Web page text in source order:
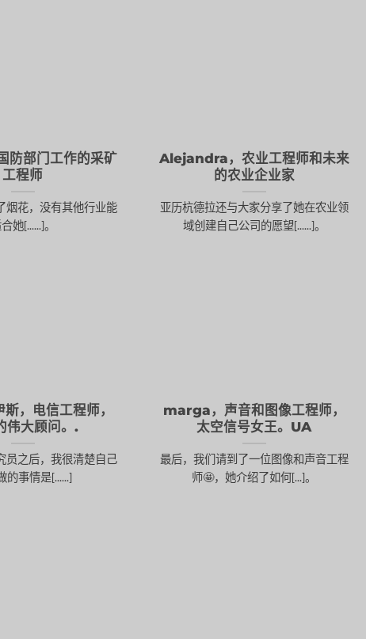
防部门工作的采矿
工程师
烟花，没有其他行业能
她[......]。
Alejandra，农业工程师和未来
的农业企业家
亚历杭德拉还与大家分享了她在农业领
域创建自己公司的愿望[......]。
，电信工程师，
伟大顾问。.
员之后，我很清楚自己
的事情是[......]
marga，声音和图像工程师，
太空信号女王。UA
最后，我们请到了一位图像和声音工程
师🤩，她介绍了如何[...]。